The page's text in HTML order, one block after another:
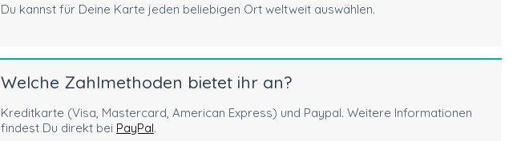
Du kannst für Deine Karte jeden beliebigen Ort weltweit auswählen.
Welche Zahlmethoden bietet ihr an?
Kreditkarte (Visa, Mastercard, American Express) und Paypal. Weitere Informationen
findest Du direkt bei PayPal.